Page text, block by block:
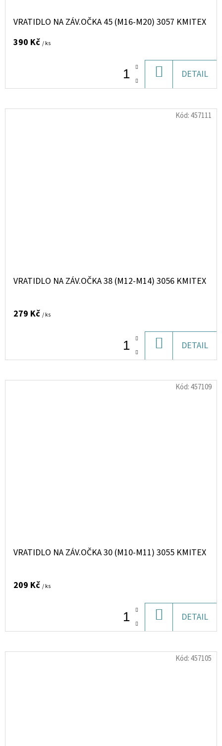
VRATIDLO NA ZÁV.OČKA 45 (M16-M20) 3057 KMITEX
390 Kč / ks
KOŠÍKU
DETAIL
VRATIDLO NA ZÁV.OČKA 38 (M12-M14) 3056 KMITEX
279 Kč / ks
KOŠÍKU
DETAIL
Kód:457111
VRATIDLO NA ZÁV.OČKA 30 (M10-M11) 3055 KMITEX
209 Kč / ks
KOŠÍKU
DETAIL
Kód:457109
Kód:457105